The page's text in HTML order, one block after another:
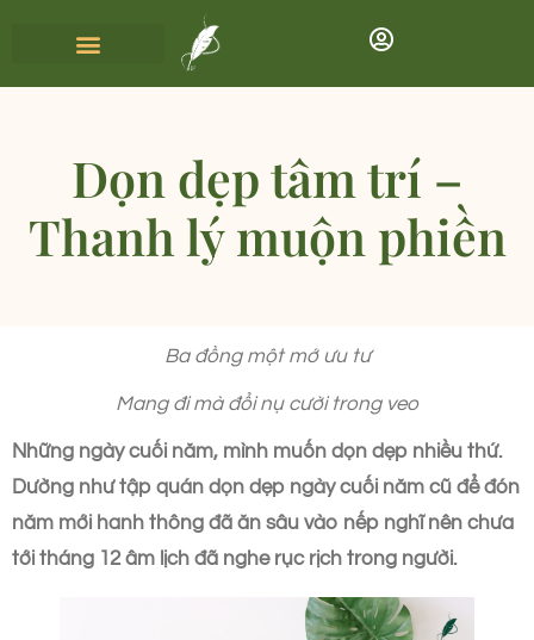
Dọn dẹp tâm trí –
Thanh lý muộn phiền
Ba đồng một mớ ưu tư
Mang đi mà đổi nụ cười trong veo
Những ngày cuối năm, mình muốn dọn dẹp nhiều thứ.
Dường như tập quán dọn dẹp ngày cuối năm cũ để đón
năm mới hanh thông đã ăn sâu vào nếp nghĩ nên chưa
tới tháng 12 âm lịch đã nghe rục rịch trong người.